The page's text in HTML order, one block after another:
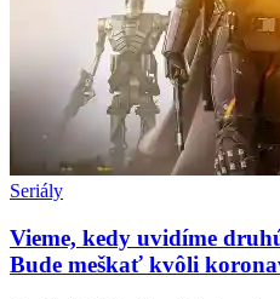
Seriály
Vieme, kedy uvidíme
Bude meškať kvôli